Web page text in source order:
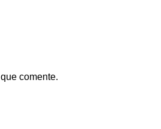
comente.